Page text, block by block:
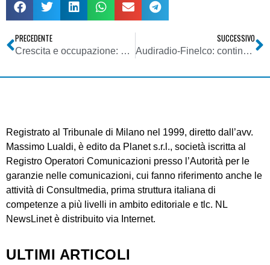
PRECEDENTE
Crescita e occupazione: con le tecnologie dell’informazione e delle comunicazioni è possibile
SUCCESSIVO
Audiradio-Finelco: continua la polemica. Campione (Radio e Reti): “Sbagliano a contestare Audiradio”
Registrato al Tribunale di Milano nel 1999, diretto dall’avv.
Massimo Lualdi, è edito da Planet s.r.l., società iscritta al
Registro Operatori Comunicazioni presso l’Autorità per le
garanzie nelle comunicazioni, cui fanno riferimento anche le
attività di Consultmedia, prima struttura italiana di
competenze a più livelli in ambito editoriale e tlc. NL
NewsLinet è distribuito via Internet.
ULTIMI ARTICOLI